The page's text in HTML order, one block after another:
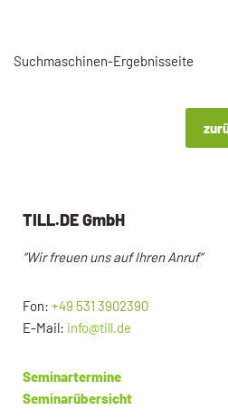
Suchmaschinen-Ergebnisseite
TILL.DE GmbH
“Wir freuen uns auf Ihren Anruf”
Fon: +49 531 3902390
E-Mail: info@till.de
Seminartermine
Seminarübersicht